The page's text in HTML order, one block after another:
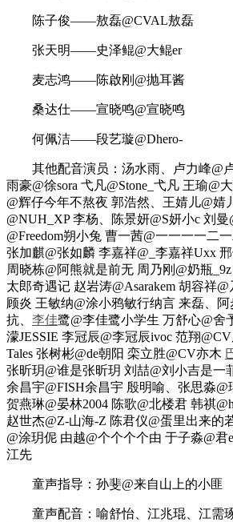
陈子俊——敖磊@CVAL敖磊
张天明——史泽鲲@大鲲er
麦志鸿——陈啟刚@抛耳酱
桑达仕——宣晓鸣@宣晓鸣
何佩洁——段艺璇@Dhero-
其他配音演员：汤水雨、卢力峰@
雨豪@徐sora 弋凡@Stone_弋凡 王瑜@
@辉仔今年不熬夜 郭浩然、王婧儿@婧
@NUH_XP 李杨、陈景妍@S妍小c 刘
@Freedom朔小兔 曹一茜@一一一一二
张加麒@张如麟 李嘉祥@_李嘉祥Uxx
周晓栋@阿熊就是前无 周乃刚@奶瓶
太郎奇遇记 赵岩涛@Asarakem 胡容祥
顾炎 王敏纳@涂小鸦敏行纳言 来磊、
抗、 李佳鹭@李佳鹭小学生 万舒心@舍
濛JESSIE 李冠辰@李冠辰ivoc 范翔
Tales 张树彬@de朝阳 栾立胜@CV亦木
张昕玥@谁是张昕玥 刘喆@刘小吉是一
余昌宇@FISH余昌宇 殷明喻、张思淼@
贺燕琳@晏林2004 陈歌@北楼君 韩祺
赵世杰@Z-山海-Z 陈君仪@蛋里出来的
@涂玥伲 由越@个个个个由 于子淼@
江先
童声指导：孙斐@来自山上的小匪
童声配音：喻舒怡、江兆琨、江需琢